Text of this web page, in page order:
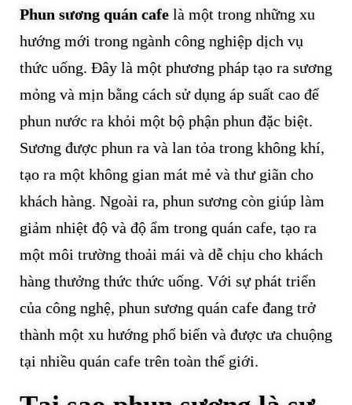
Phun sương quán cafe là một trong những xu
hướng mới trong ngành công nghiệp dịch vụ
thức uống. Đây là một phương pháp tạo ra sương
mỏng và mịn bằng cách sử dụng áp suất cao để
phun nước ra khỏi một bộ phận phun đặc biệt.
Sương được phun ra và lan tỏa trong không khí,
tạo ra một không gian mát mẻ và thư giãn cho
khách hàng. Ngoài ra, phun sương còn giúp làm
giảm nhiệt độ và độ ẩm trong quán cafe, tạo ra
một môi trường thoải mái và dễ chịu cho khách
hàng thưởng thức thức uống. Với sự phát triển
của công nghệ, phun sương quán cafe đang trở
thành một xu hướng phổ biến và được ưa chuộng
tại nhiều quán cafe trên toàn thế giới.